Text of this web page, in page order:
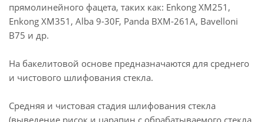
прямолинейного фацета, таких как: Enkong XM251,
Enkong XM351, Alba 9-30F, Panda BXM-261A, Bavelloni
B75 и др.
На бакелитовой основе предназначаются для среднего
и чистового шлифования стекла.
Средняя и чистовая стадия шлифования стекла
(выведение рисок и царапин с обрабатываемого стекла